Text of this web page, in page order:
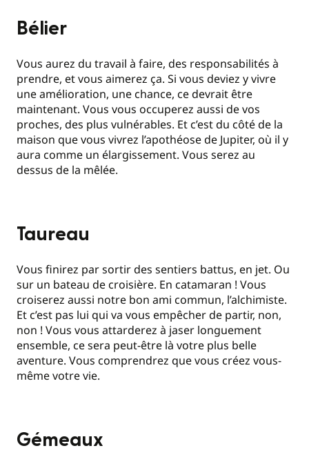
Bélier
Vous aurez du travail à faire, des responsabilités à
prendre, et vous aimerez ça. Si vous deviez y vivre
une amélioration, une chance, ce devrait être
maintenant. Vous vous occuperez aussi de vos
proches, des plus vulnérables. Et c’est du côté de la
maison que vous vivrez l’apothéose de Jupiter, où il y
aura comme un élargissement. Vous serez au
dessus de la mêlée.
Taureau
Vous finirez par sortir des sentiers battus, en jet. Ou
sur un bateau de croisière. En catamaran ! Vous
croiserez aussi notre bon ami commun, l’alchimiste.
Et c’est pas lui qui va vous empêcher de partir, non,
non ! Vous vous attarderez à jaser longuement
ensemble, ce sera peut-être là votre plus belle
aventure. Vous comprendrez que vous créez vous-
même votre vie.
Gémeaux